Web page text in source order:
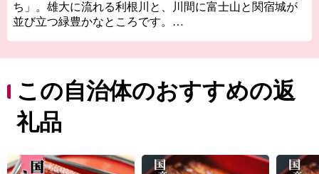
ち」。雄大に流れる利根川と、川間に富士山と関宿城が
並び立つ緑豊かなところです。
「利根川大花火大会」をはじめ、世界大会基準のアーバ
ンスポーツパーク、人工サーフィン場「city wave」など
次世代スポーツにも力を入れており、町の地域資源を生
かした新たな取り組みを数多く行っています。
この自治体のおすすめの返
礼品